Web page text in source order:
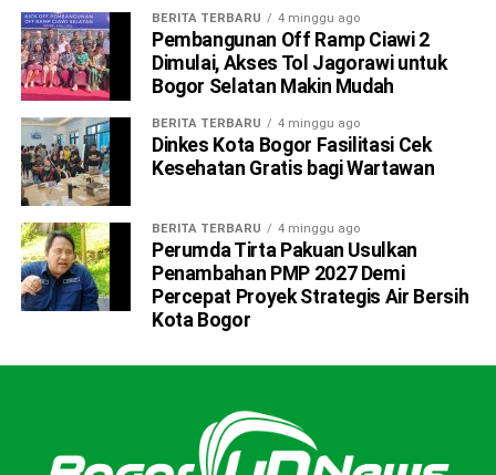
kompetitif di pasae global, dan saatnya UMKM naik kelas,”
kata Ketua DPW PPP tersebut.
Untuk diketahui ,UMKM Kaos Kaki Sampean tersebut juga
merupakan UMKM binaan IWAPI Kabupaten Bogor. (don)
RELATED TOPICS:
UP NEXT
PWI Kota Bogor Gelar Pameran Foto di Gedung
DPRD
DON'T MISS
Komika Dany ‘Beler’ Siap Ramaikan Puncak Hari Pers
BERITA TERBARU 4 minggu ago
Pembangunan Off Ramp Ciawi 2
Dimulai, Akses Tol Jagorawi untuk
Bogor Selatan Makin Mudah
BERITA TERBARU 4 minggu ago
Dinkes Kota Bogor Fasilitasi Cek
Kesehatan Gratis bagi Wartawan
BERITA TERBARU 4 minggu ago
Perumda Tirta Pakuan Usulkan
Penambahan PMP 2027 Demi
Percepat Proyek Strategis Air Bersih
Kota Bogor